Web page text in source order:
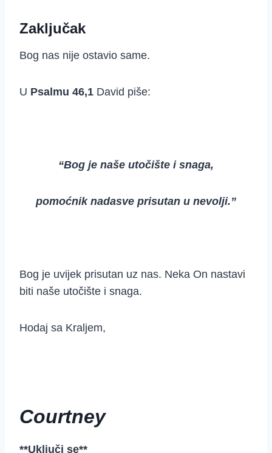
Zaključak
Bog nas nije ostavio same.
U Psalmu 46,1 David piše:
“Bog je naše utočište i snaga,
pomoćnik nadasve prisutan u nevolji.”
Bog je uvijek prisutan uz nas. Neka On nastavi
biti naše utočište i snaga.
Hodaj sa Kraljem,
Courtney
**Uključi se**